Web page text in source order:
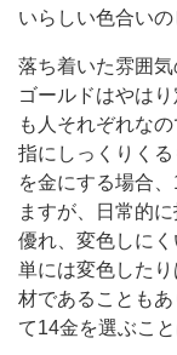
いらしい色合いの
落ち着いた雰囲
ゴールドはやは
も人それぞれな
指にしっくりく
を金にする場合
ますが、日常的
優れ、変色しに
単には変色した
材であることも
て14金を選ぶこと